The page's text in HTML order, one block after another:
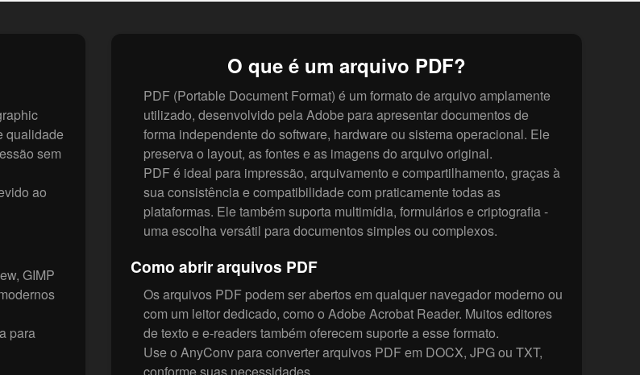
qualidade
sem
ao
GIMP
para
O que é um arquivo PDF?
PDF (Portable Document Format) é um formato de arquivo amplamente
utilizado, desenvolvido pela Adobe para apresentar documentos de
forma independente do software, hardware ou sistema operacional. Ele
preserva o layout, as fontes e as imagens do arquivo original.
PDF é ideal para impressão, arquivamento e compartilhamento, graças à
sua consistência e compatibilidade com praticamente todas as
plataformas. Ele também suporta multimídia, formulários e criptografia -
uma escolha versátil para documentos simples ou complexos.
Como abrir arquivos PDF
Os arquivos PDF podem ser abertos em qualquer navegador moderno ou
com um leitor dedicado, como o Adobe Acrobat Reader. Muitos editores
de texto e e-readers também oferecem suporte a esse formato.
Use o AnyConv para converter arquivos PDF em DOCX, JPG ou TXT,